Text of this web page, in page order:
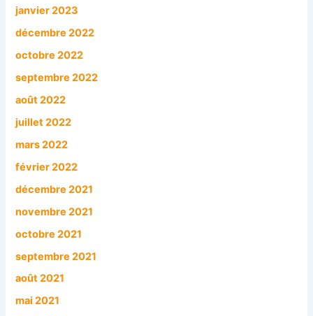
janvier 2023
décembre 2022
octobre 2022
septembre 2022
août 2022
juillet 2022
mars 2022
février 2022
décembre 2021
novembre 2021
octobre 2021
septembre 2021
août 2021
mai 2021